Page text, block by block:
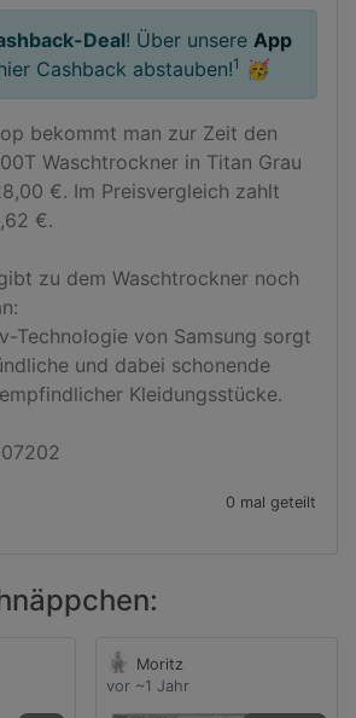
Deal! Über unsere App
Cashback abstauben!1 🥳
bekommt man zur Zeit den
Waschtrockner in Titan Grau
€. Im Preisvergleich zahlt
€.
zu dem Waschtrockner noch
Technologie von Samsung sorgt
und dabei schonende
Kleidungsstücke.
0 mal geteilt
Moritz
vor ~1 Jahr